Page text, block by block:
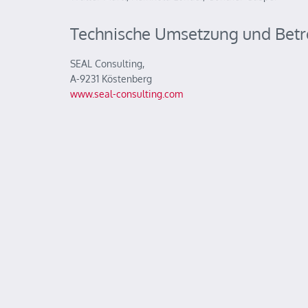
Technische Umsetzung und
SEAL Consulting,
A-9231 Köstenberg
www.seal-consulting.com